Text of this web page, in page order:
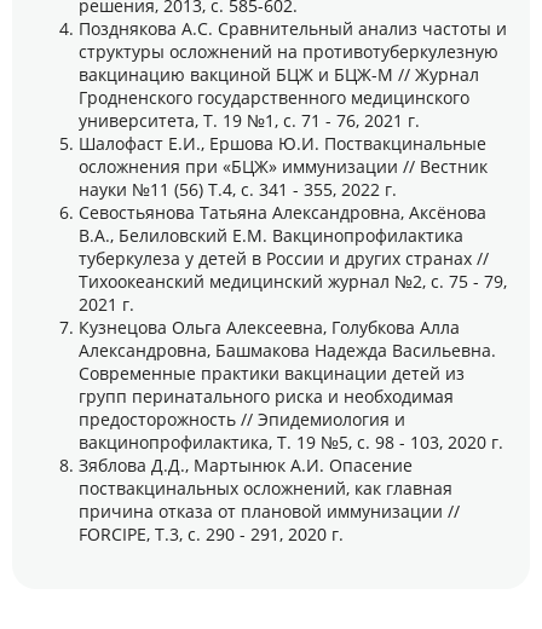
решения, 2013, с. 585-602.
Позднякова А.С. Сравнительный анализ частоты и
структуры осложнений на противотуберкулезную
вакцинацию вакциной БЦЖ и БЦЖ-М // Журнал
Гродненского государственного медицинского
университета, Т. 19 №1, с. 71 - 76, 2021 г.
Шалофаст Е.И., Ершова Ю.И. Поствакцинальные
осложнения при «БЦЖ» иммунизации // Вестник
науки №11 (56) Т.4, с. 341 - 355, 2022 г.
Севостьянова Татьяна Александровна, Аксёнова
В.А., Белиловский Е.М. Вакцинопрофилактика
туберкулеза у детей в России и других странах //
Тихоокеанский медицинский журнал №2, с. 75 - 79,
2021 г.
Кузнецова Ольга Алексеевна, Голубкова Алла
Александровна, Башмакова Надежда Васильевна.
Современные практики вакцинации детей из
групп перинатального риска и необходимая
предосторожность // Эпидемиология и
вакцинопрофилактика, Т. 19 №5, с. 98 - 103, 2020 г.
Зяблова Д.Д., Мартынюк А.И. Опасение
поствакцинальных осложнений, как главная
причина отказа от плановой иммунизации //
FORCIPE, Т.3, с. 290 - 291, 2020 г.